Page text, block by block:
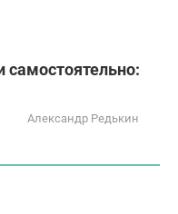
самостоятельно:
Александр Редькин